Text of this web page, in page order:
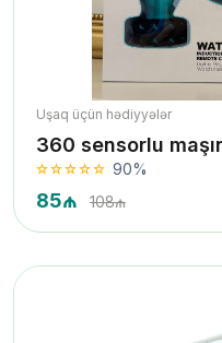
Uşaq üçün hədiyyələr
360 sensorlu
90%
85₼ 108₼